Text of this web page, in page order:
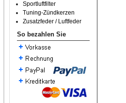
Sportluftfilter
Tuning-Zündkerzen
Zusatzfeder / Luftfeder
So bezahlen Sie